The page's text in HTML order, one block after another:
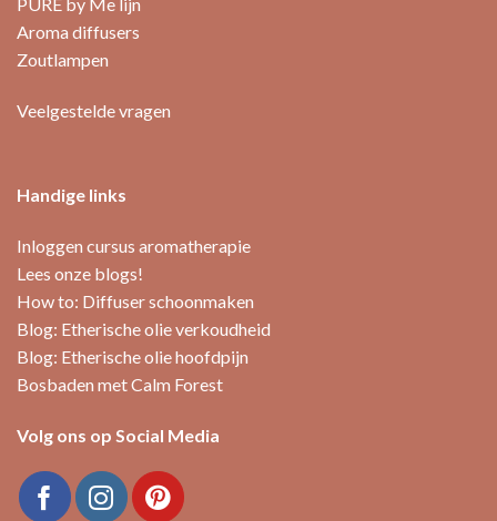
gekozen
worden
PURE by Me lijn
Aroma diffusers
Zoutlampen
Veelgestelde vragen
Handige links
Inloggen cursus aromatherapie
Lees onze blogs!
How to: Diffuser schoonmaken
Blog: Etherische olie verkoudheid
Blog: Etherische olie hoofdpijn
Bosbaden met Calm Forest
Volg ons op Social Media